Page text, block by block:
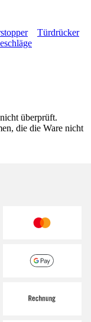
Türdrücker
überprüft.
die die Ware nicht